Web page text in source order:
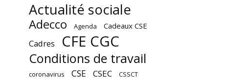
Actualité sociale
Adecco Agenda Cadeaux CSE
Cadres CFE CGC
Conditions de travail
coronavirus CSE CSEC CSSCT